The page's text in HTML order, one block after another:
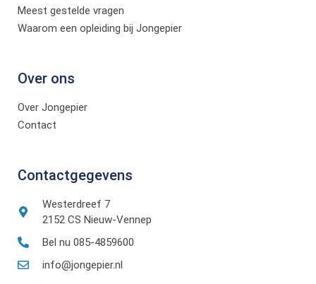
Meest gestelde vragen
Waarom een opleiding bij Jongepier
Over ons
Over Jongepier
Contact
Contactgegevens
Westerdreef 7
2152 CS Nieuw-Vennep
Bel nu 085-4859600
info@jongepier.nl